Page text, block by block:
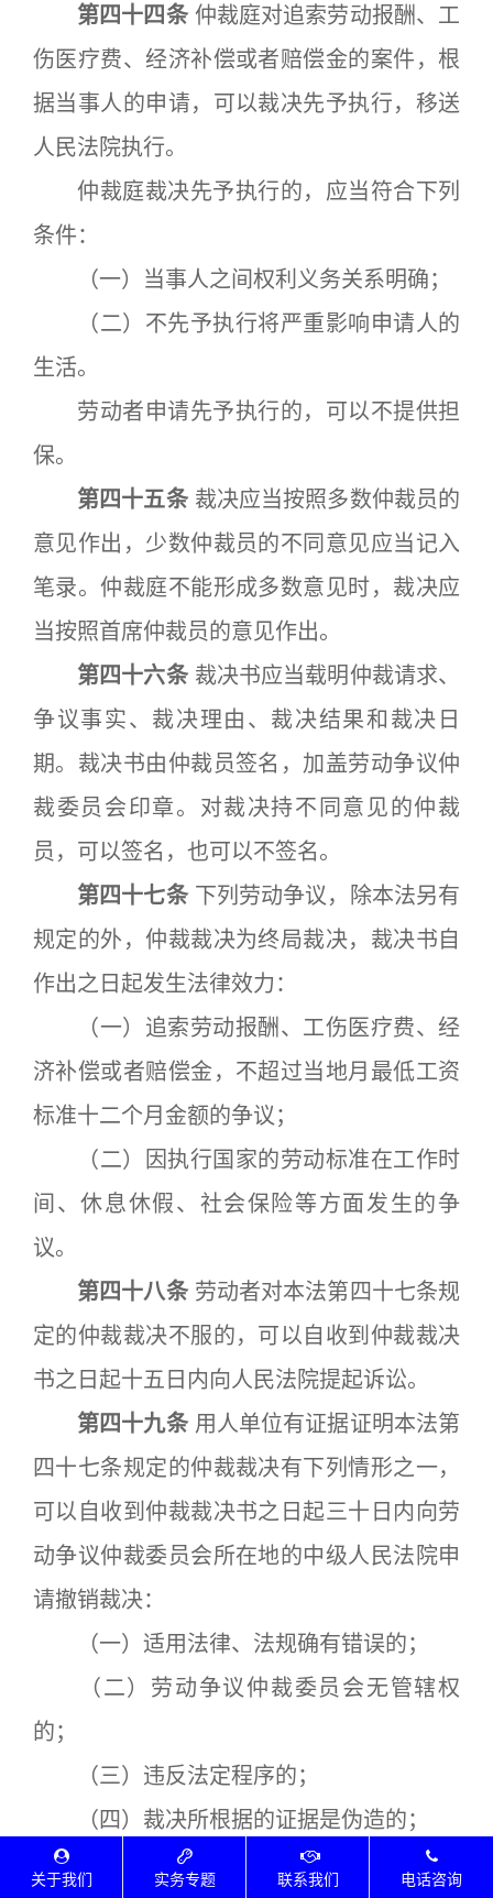
第四十四条仲裁庭对追索劳动报酬、工
伤医疗费、经济补偿或者赔偿金的案件，根
据当事人的申请，可以裁决先予执行，移送
人民法院执行。
仲裁庭裁决先予执行的，应当符合下列
条件：
（一）当事人之间权利义务关系明确；
（二）不先予执行将严重影响申请人的
生活。
劳动者申请先予执行的，可以不提供担
保。
第四十五条裁决应当按照多数仲裁员的
意见作出，少数仲裁员的不同意见应当记入
笔录。仲裁庭不能形成多数意见时，裁决应
当按照首席仲裁员的意见作出。
第四十六条裁决书应当载明仲裁请求、
争议事实、裁决理由、裁决结果和裁决日
期。裁决书由仲裁员签名，加盖劳动争议仲
裁委员会印章。对裁决持不同意见的仲裁
员，可以签名，也可以不签名。
第四十七条下列劳动争议，除本法另有
规定的外，仲裁裁决为终局裁决，裁决书自
作出之日起发生法律效力：
（一）追索劳动报酬、工伤医疗费、经
济补偿或者赔偿金，不超过当地月最低工资
标准十二个月金额的争议；
（二）因执行国家的劳动标准在工作时
间、休息休假、社会保险等方面发生的争
议。
第四十八条劳动者对本法第四十七条规
定的仲裁裁决不服的，可以自收到仲裁裁决
书之日起十五日内向人民法院提起诉讼。
第四十九条用人单位有证据证明本法第
四十七条规定的仲裁裁决有下列情形之一，
可以自收到仲裁裁决书之日起三十日内向劳
动争议仲裁委员会所在地的中级人民法院申
请撤销裁决：
（一）适用法律、法规确有错误的；
（二）劳动争议仲裁委员会无管辖权
的；
（三）违反法定程序的；
（四）裁决所根据的证据是伪造的；
（五）对方当事人隐瞒了足以影响公正
关于我们 实务专题 联系我们 电话咨询